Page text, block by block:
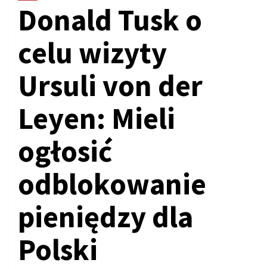
Donald Tusk o
celu wizyty
Ursuli von der
Leyen: Mieli
ogłosić
odblokowanie
pieniędzy dla
Polski